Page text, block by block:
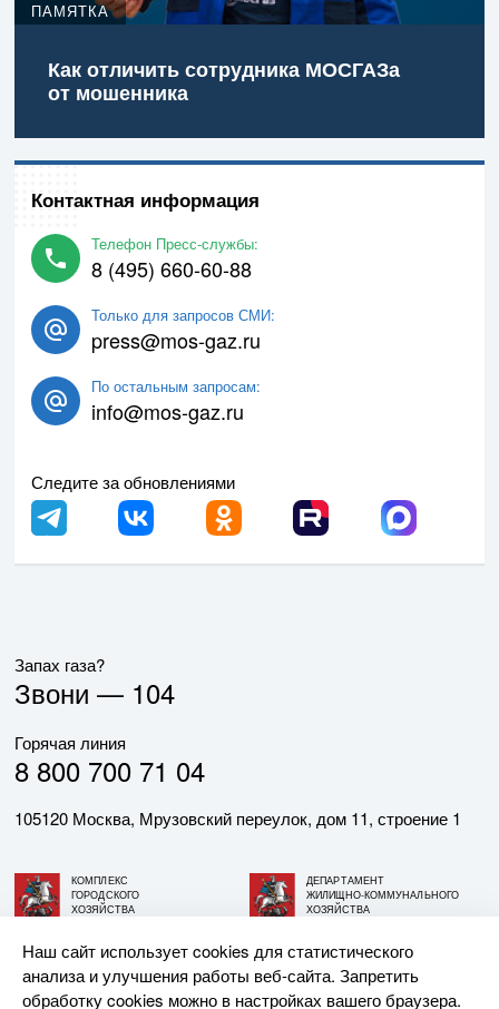
ПАМЯТКА
Как отличить сотрудника МОСГАЗа
от мошенника
Контактная информация
Телефон Пресс-службы:
8 (495) 660-60-88
Только для запросов СМИ:
press@mos-gaz.ru
По остальным запросам:
info@mos-gaz.ru
Следите за обновлениями
Запах газа?
Звони — 104
Горячая линия
8 800 700 71 04
105120 Москва, Мрузовский переулок, дом 11, строение 1
КОМПЛЕКС
ГОРОДСКОГО
ХОЗЯЙСТВА
ДЕПАРТАМЕНТ
ЖИЛИЩНО-КОММУНАЛЬНОГО
ХОЗЯЙСТВА
© АО «МОСГАЗ», 2026. При использовании материалов
Наш сайт использует cookies для статистического
анализа и улучшения работы веб-сайта. Запретить
обработку cookies можно в настройках вашего браузера.